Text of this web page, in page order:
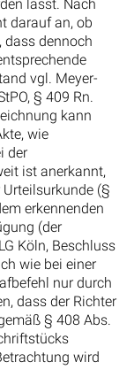
lässt. Nach
darauf an, ob
dass dennoch
vgl. Meyer-
§ 409 Rn.
kann
wie
der
ist anerkannt,
(§
erkennenden
(der
Köln, Beschluss
wie bei einer
nur durch
dass der Richter
§ 408 Abs.
wird